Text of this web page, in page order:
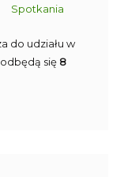
Spotkania
do udziału w
się 8